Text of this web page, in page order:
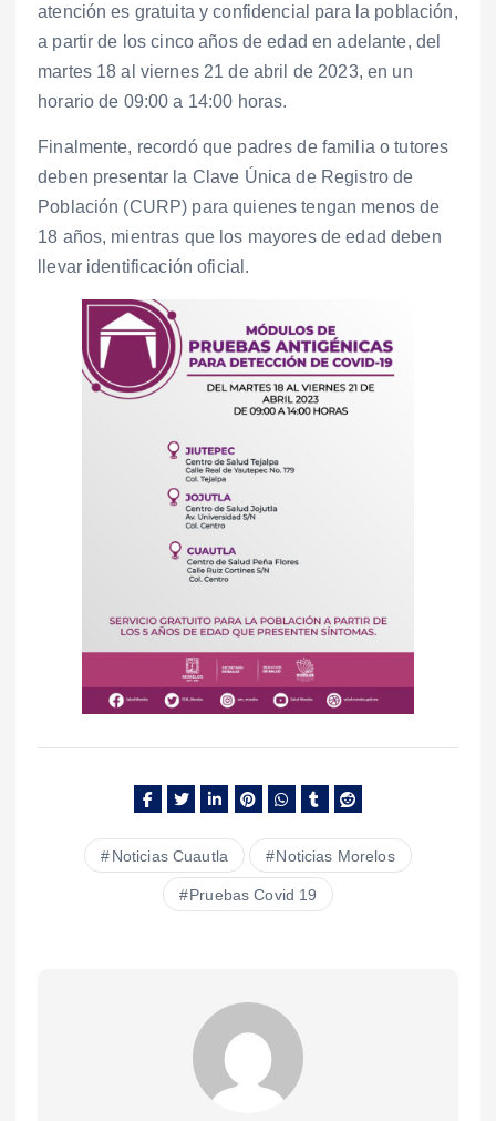
atención es gratuita y confidencial para la población,
a partir de los cinco años de edad en adelante, del
martes 18 al viernes 21 de abril de 2023, en un
horario de 09:00 a 14:00 horas.
Finalmente, recordó que padres de familia o tutores
deben presentar la Clave Única de Registro de
Población (CURP) para quienes tengan menos de
18 años, mientras que los mayores de edad deben
llevar identificación oficial.
Noticias Cuautla Noticias Morelos
Pruebas Covid 19